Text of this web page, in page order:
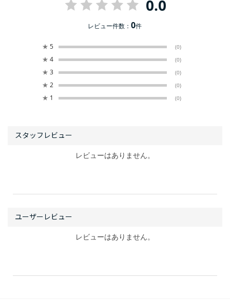
0.0
レビュー件数：0件
★ 5 (0)
★ 4 (0)
★ 3 (0)
★ 2 (0)
★ 1 (0)
レビューはありません。
レビューはありません。